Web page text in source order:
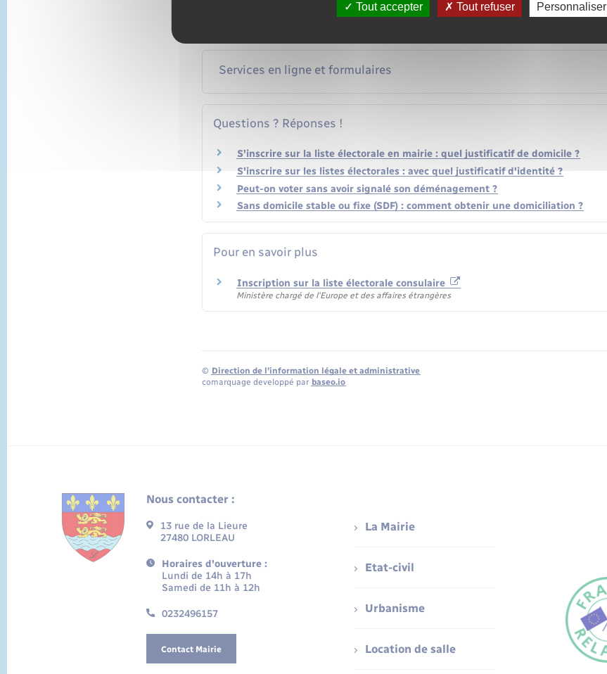
Services en ligne et formulaires
Questions ? Réponses !
S'inscrire sur la liste électorale en mairie : quel justificatif de domicile ?
S'inscrire sur les listes électorales : avec quel justificatif d'identité ?
Peut-on voter sans avoir signalé son déménagement ?
Sans domicile stable ou fixe (SDF) : comment obtenir une domiciliation ?
Pour en savoir plus
Inscription sur la liste électorale consulaire
Ministère chargé de l'Europe et des affaires étrangères
© Direction de l’information légale et administrative
comarquage developpé par baseo.io
Nous contacter :
13 rue de la Lieure
27480 LORLEAU
Horaires d'ouverture :
Lundi de 14h à 17h
Samedi de 11h à 12h
0232496157
Contact Mairie
La Mairie
Etat-civil
Urbanisme
Location de salle
Tout accepter Tout refuser Personnaliser